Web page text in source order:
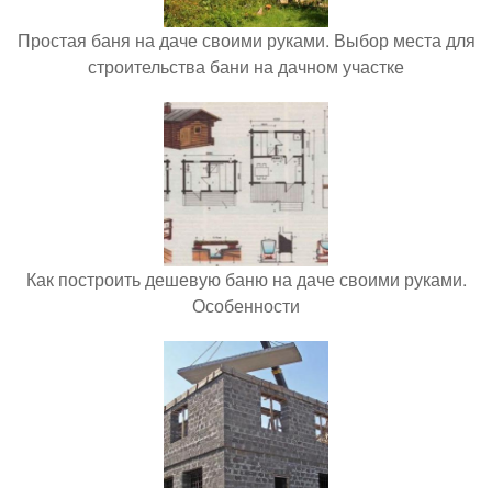
Простая баня на даче своими руками. Выбор места для
строительства бани на дачном участке
Как построить дешевую баню на даче своими руками.
Особенности